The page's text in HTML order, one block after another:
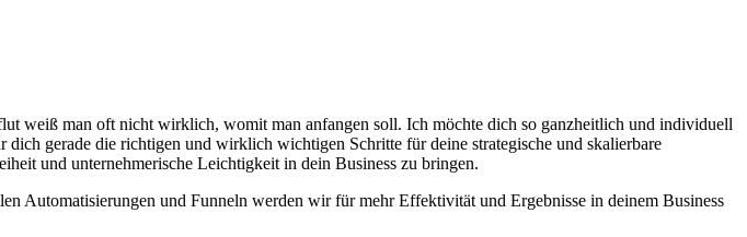
weiß man oft nicht wirklich, womit man anfangen soll. Ich möchte dich so ganzheitlich und individuell
gerade die richtigen und wirklich wichtigen Schritte für deine strategische und skalierbare
und unternehmerische Leichtigkeit in dein Business zu bringen.
und Funneln werden wir für mehr Effektivität und Ergebnisse in deinem Business